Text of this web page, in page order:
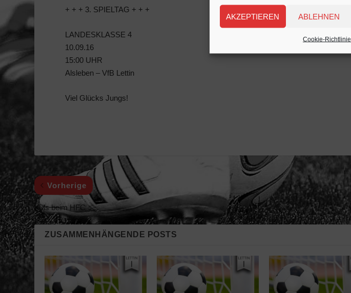
AKZEPTIEREN ABLEHNEN
Cookie-Richtlinie
+ + + 3. SPIELTAG + + +
LANDESKLASSE 4
10.09.16
15:00 UHR
Alsleben – VfB Lettin
Viel Glücks Jungs!
Vorherige
Kids beim HFC
ZUSAMMENHÄNGENDE POSTS